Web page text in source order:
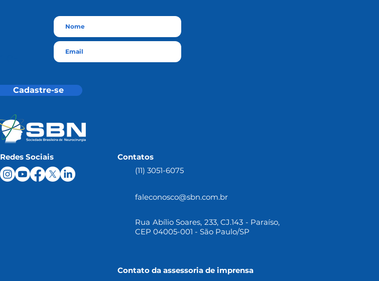
Redes Sociais
Contatos
(11) 3051-6075
faleconosco@sbn.com.br
Rua Abílio Soares, 233, CJ.143 - Paraíso,
CEP 04005-001 - São Paulo/SP
Contato da assessoria de imprensa
Cadastre-se